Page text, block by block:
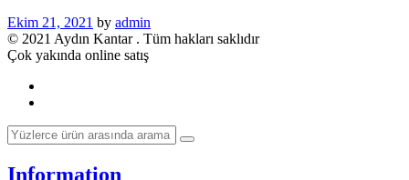
Ekim 21, 2021 by admin
© 2021 Aydın Kantar . Tüm hakları saklıdır
Çok yakında online satış
Information